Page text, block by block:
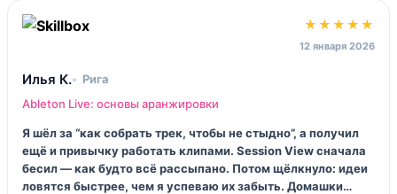
★★★★★
12 января 2026
Илья К.
Рига
Ableton Live: основы аранжировки
Я шёл за “как собрать трек, чтобы не стыдно”, а получил
ещё и привычку работать клипами. Session View сначала
бесил — как будто всё рассыпано. Потом щёлкнуло: идеи
ловятся быстрее, чем я успеваю их забыть. Домашки